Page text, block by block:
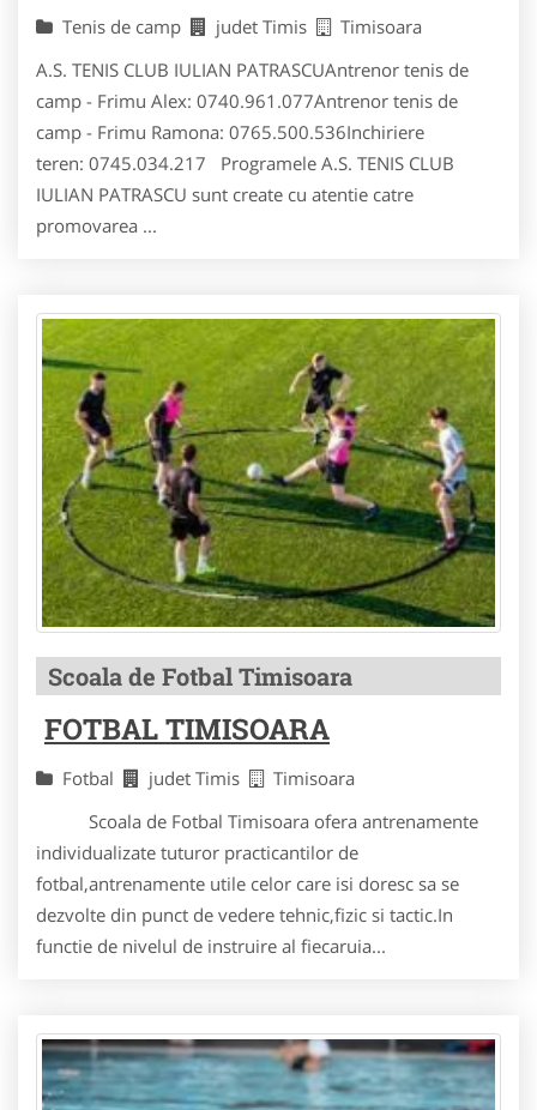
Tenis de camp judet Timis
Timisoara
A.S. TENIS CLUB IULIAN PATRASCUAntrenor tenis de
camp - Frimu Alex: 0740.961.077Antrenor tenis de
camp - Frimu Ramona: 0765.500.536Inchiriere
teren: 0745.034.217 Programele A.S. TENIS CLUB
IULIAN PATRASCU sunt create cu atentie catre
promovarea ...
Scoala de Fotbal Timisoara
FOTBAL TIMISOARA
Fotbal judet Timis
Timisoara
Scoala de Fotbal Timisoara ofera antrenamente
individualizate tuturor practicantilor de
fotbal,antrenamente utile celor care isi doresc sa se
dezvolte din punct de vedere tehnic,fizic si tactic.In
functie de nivelul de instruire al fiecaruia...